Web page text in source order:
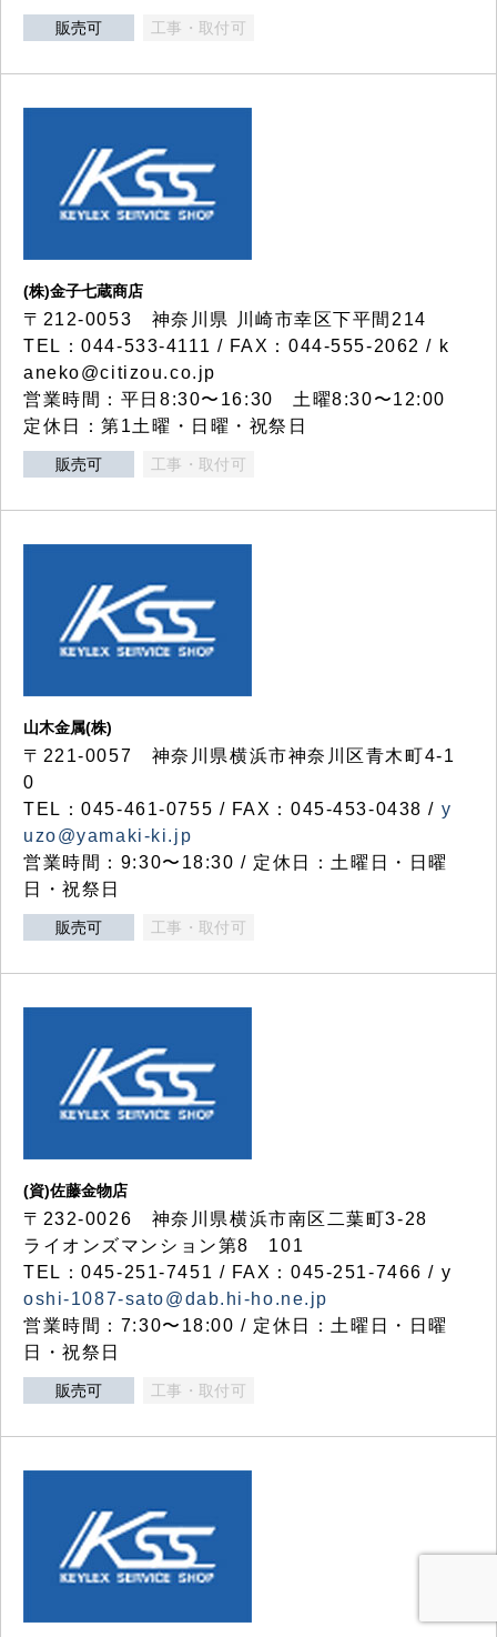
販売可 工事・取付可
(株)金子七蔵商店
〒212-0053 神奈川県 川崎市幸区下平間214
TEL：044-533-4111 / FAX：044-555-2062 / k
aneko@citizou.co.jp
営業時間：平日8:30〜16:30 土曜8:30〜12:00
定休日：第1土曜・日曜・祝祭日
販売可 工事・取付可
山木金属(株)
〒221-0057 神奈川県横浜市神奈川区青木町4-1
0
TEL：045-461-0755 / FAX：045-453-0438 / y
uzo@yamaki-ki.jp
営業時間：9:30〜18:30 / 定休日：土曜日・日曜
日・祝祭日
販売可 工事・取付可
(資)佐藤金物店
〒232-0026 神奈川県横浜市南区二葉町3-28
ライオンズマンション第8 101
TEL：045-251-7451 / FAX：045-251-7466 / y
oshi-1087-sato@dab.hi-ho.ne.jp
営業時間：7:30〜18:00 / 定休日：土曜日・日曜
日・祝祭日
販売可 工事・取付可